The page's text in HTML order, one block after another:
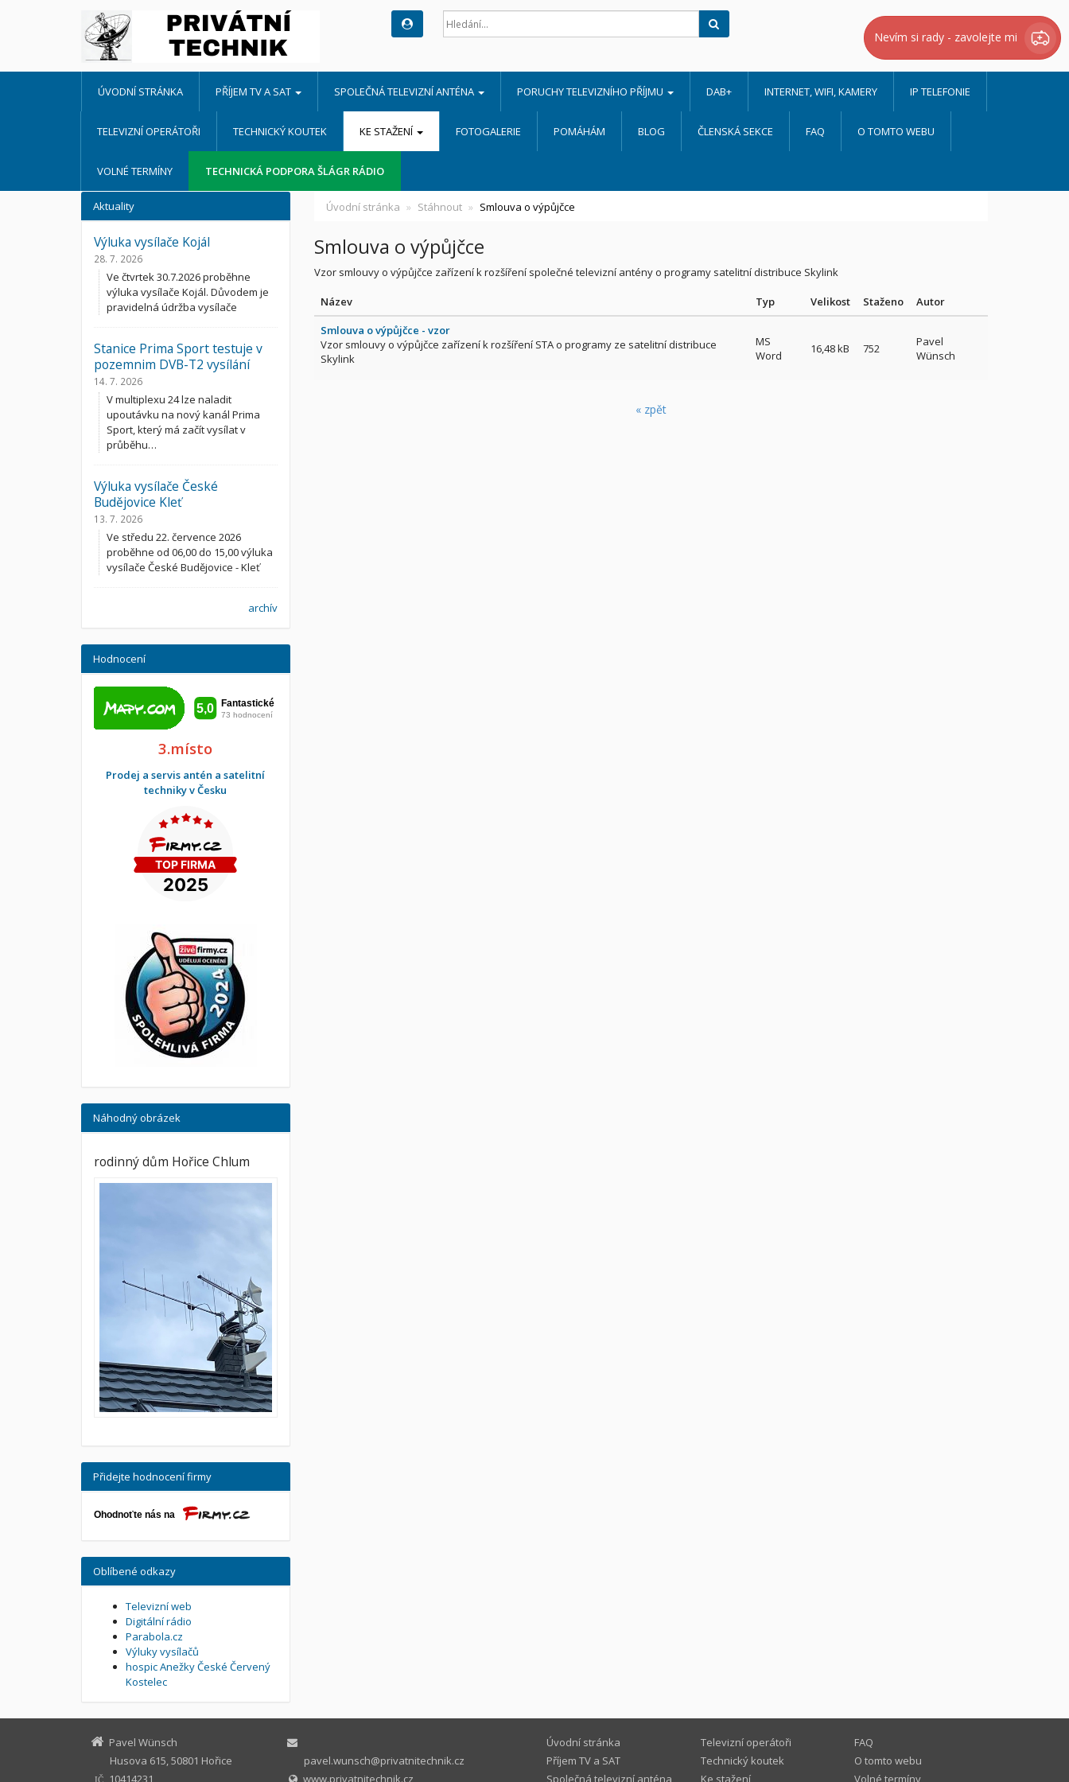
Nevím si rady - zavolejte mi
ÚVODNÍ STRÁNKA PŘÍJEM TV A SAT SPOLEČNÁ TELEVIZNÍ ANTÉNA PORUCHY TELEVIZNÍHO PŘÍJMU DAB+ INTERNET, WIFI, KAMERY IP TELEFONIE
TELEVIZNÍ OPERÁTOŘI TECHNICKÝ KOUTEK KE STAŽENÍ FOTOGALERIE POMÁHÁM BLOG ČLENSKÁ SEKCE FAQ O TOMTO WEBU
VOLNÉ TERMÍNY TECHNICKÁ PODPORA ŠLÁGR RÁDIO
Úvodní stránka Stáhnout Smlouva o výpůjčce
Smlouva o výpůjčce
Vzor smlouvy o výpůjčce zařízení k rozšíření společné televizní antény o programy satelitní distribuce Skylink
Název Typ Velikost Staženo
Autor
Smlouva o výpůjčce - vzor
Vzor smlouvy o výpůjčce zařízení k rozšíření STA o programy ze satelitní distribuce
Skylink
MS
Word
16,48 kB 752
Pavel
Wünsch
« zpět
Aktuality
Výluka vysílače Kojál
28. 7. 2026
Ve čtvrtek 30.7.2026 proběhne
výluka vysílače Kojál. Důvodem je
pravidelná údržba vysílače
Stanice Prima Sport testuje v
pozemnim DVB-T2 vysílání
14. 7. 2026
V multiplexu 24 lze naladit
upoutávku na nový kanál Prima
Sport, který má začít vysílat v
průběhu…
Výluka vysílače České
Budějovice Kleť
13. 7. 2026
Ve středu 22. července 2026
proběhne od 06,00 do 15,00 výluka
vysílače České Budějovice - Kleť
archív
Hodnocení
3.místo
Prodej a servis antén a satelitní
techniky v Česku
Náhodný obrázek
rodinný dům Hořice Chlum
Přidejte hodnocení firmy
Oblíbené odkazy
Televizní web
Digitální rádio
Parabola.cz
Výluky vysílačů
hospic Anežky České Červený
Kostelec
Pavel Wünsch
Husova 615, 50801 Hořice
10414231
pavel.wunsch@privatnitechnik.cz
www.privatnitechnik.cz
Úvodní stránka
Příjem TV a SAT
Společná televizní anténa
Televizní operátoři
Technický koutek
Ke stažení
FAQ
O tomto webu
Volné termíny